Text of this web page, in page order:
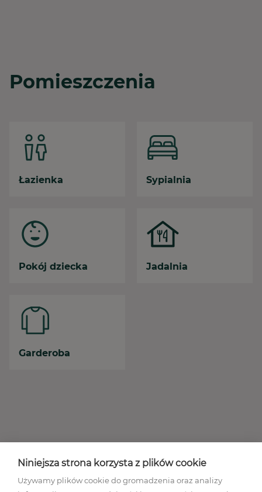
Pomieszczenia
Łazienka Sypialnia
Pokój dziecka Jadalnia
Garderoba
Niniejsza strona korzysta z plików cookie
Używamy plików cookie do gromadzenia oraz analizy